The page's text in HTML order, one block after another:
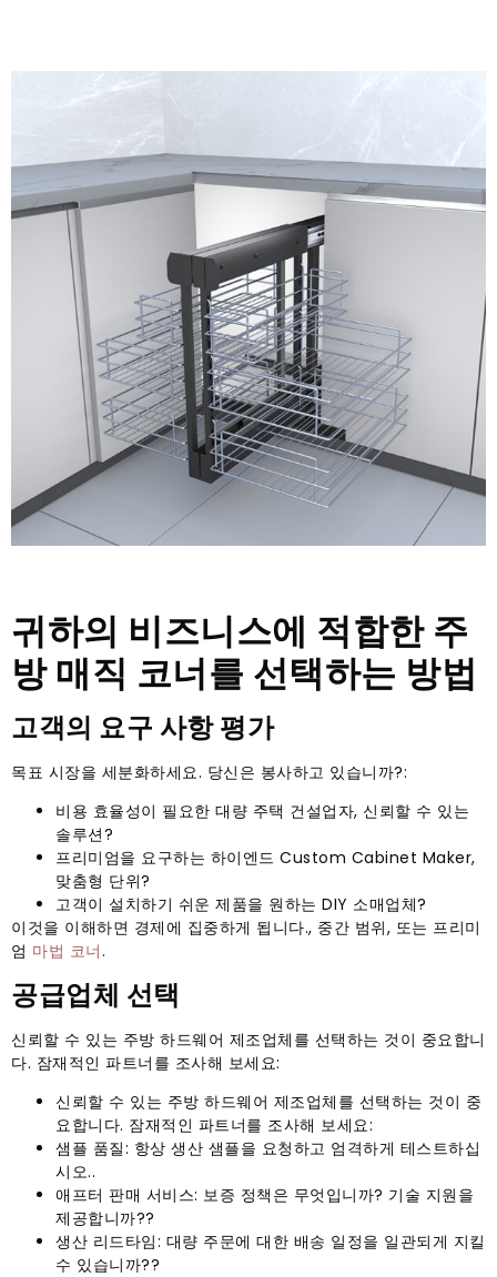
귀하의 비즈니스에 적합한 주
방 매직 코너를 선택하는 방법
고객의 요구 사항 평가
목표 시장을 세분화하세요. 당신은 봉사하고 있습니까?:
비용 효율성이 필요한 대량 주택 건설업자, 신뢰할 수 있는
솔루션?
프리미엄을 요구하는 하이엔드 Custom Cabinet Maker,
맞춤형 단위?
고객이 설치하기 쉬운 제품을 원하는 DIY 소매업체?
이것을 이해하면 경제에 집중하게 됩니다., 중간 범위, 또는 프리미
엄 마법 코너.
공급업체 선택
신뢰할 수 있는 주방 하드웨어 제조업체를 선택하는 것이 중요합니
다. 잠재적인 파트너를 조사해 보세요:
신뢰할 수 있는 주방 하드웨어 제조업체를 선택하는 것이 중
요합니다. 잠재적인 파트너를 조사해 보세요:
샘플 품질: 항상 생산 샘플을 요청하고 엄격하게 테스트하십
시오..
애프터 판매 서비스: 보증 정책은 무엇입니까? 기술 지원을
제공합니까??
생산 리드타임: 대량 주문에 대한 배송 일정을 일관되게 지킬
수 있습니까??